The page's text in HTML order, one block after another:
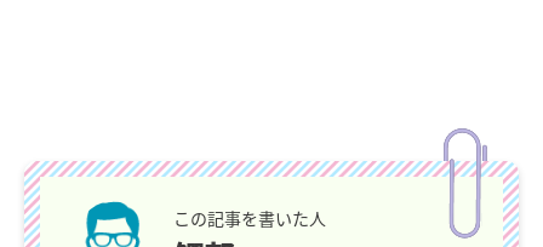
この記事を書いた人